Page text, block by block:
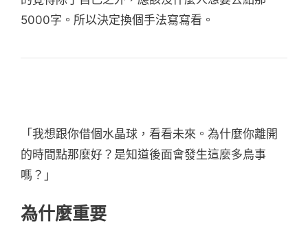
5000字。所以決定換個手法寫寫看。
「我想跟你借個水晶球，看看未來。為什麼你離開
的時間點那麼好？是知道後面會發生這麼多鳥事
嗎？」
為什麼重要